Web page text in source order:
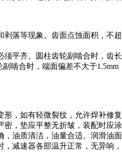
落等现象。齿面点蚀面积，不
平齐。圆柱齿轮副啮合时，齿
啮合时，端面偏差不大于
，如有轻微裂纹，允许焊补修
，垫应平整无折皱，装配时应
油质清洁，油量合适。润滑油
减速器各部温升正常，无异响